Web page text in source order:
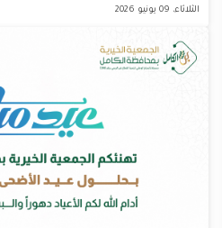
الثلاثاء، 09 يونيو 2026